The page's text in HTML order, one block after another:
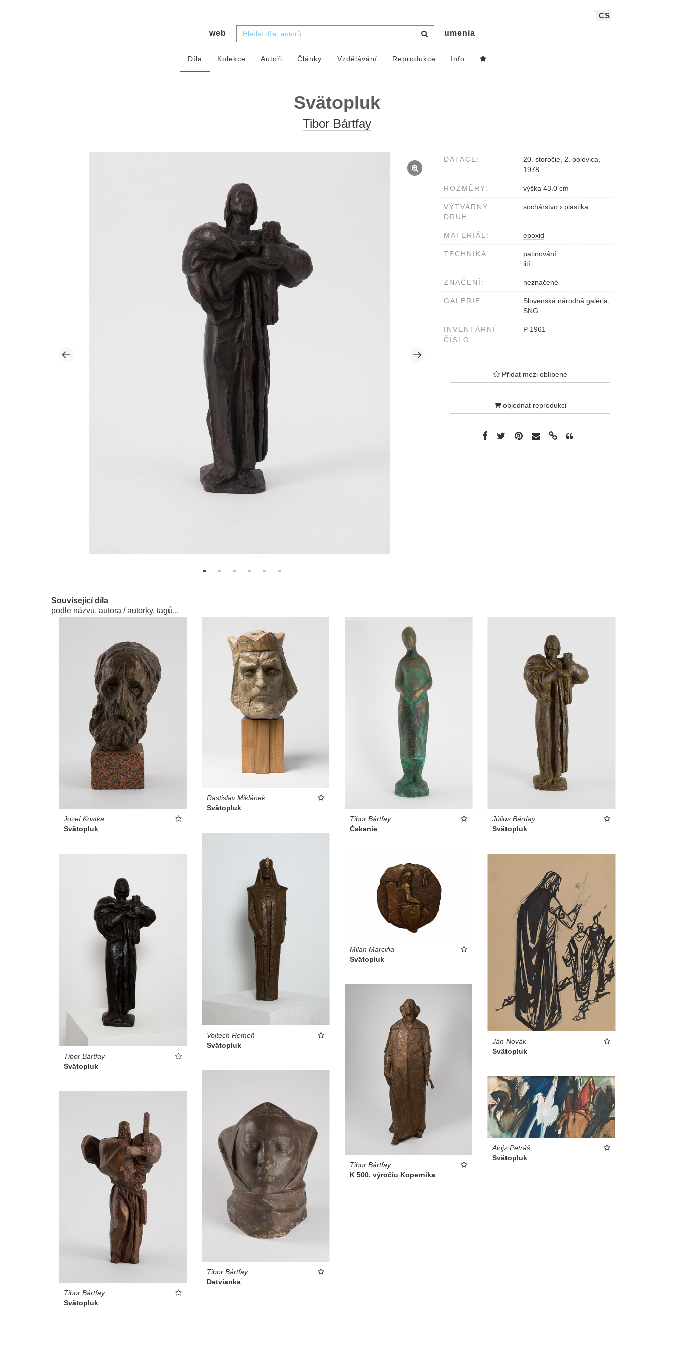
CS
web umenia
Díla Kolekce Autoři Články Vzdělávání Reprodukce Info
Svätopluk
Tibor Bártfay
DATACE:
20. storočie, 2. polovica,
1978
ROZMĚRY: výška 43.0 cm
VÝTVARNÝ
DRUH:
sochárstvo › plastika
MATERIÁL: epoxid
TECHNIKA:
patinování
lití
ZNAČENÍ: neznačené
GALERIE:
Slovenská národná galéria,
SNG
INVENTÁRNÍ
ČÍSLO:
P 1961
Přidat mezi oblíbené
objednat reprodukci
Související díla
podle názvu, autora / autorky, tagů...
Jozef Kostka
Svätopluk
Rastislav Miklánek
Svätopluk
Tibor Bártfay
Čakanie
Július Bártfay
Svätopluk
Vojtech Remeň
Svätopluk
Tibor Bártfay
Svätopluk
Milan Marciňa
Svätopluk
Ján Novák
Svätopluk
Tibor Bártfay
K 500. výročiu Koperníka
Tibor Bártfay
Detvianka
Alojz Petráš
Svätopluk
Tibor Bártfay
Svätopluk